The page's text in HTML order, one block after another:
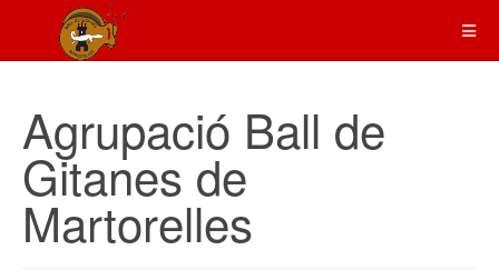
Agrupació Ball de
Gitanes de
Martorelles